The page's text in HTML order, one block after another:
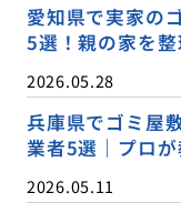
愛知県で実家の
5選！親の家を
2026.05.28
兵庫県でゴミ屋
業者5選｜プロ
2026.05.11